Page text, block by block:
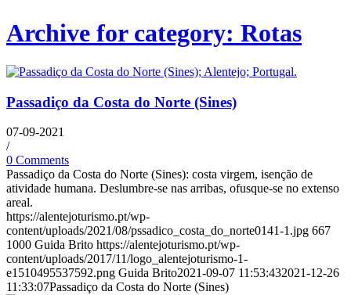
Archive for category: Rotas
Passadiço da Costa do Norte (Sines)
07-09-2021
/
0 Comments
Passadiço da Costa do Norte (Sines): costa virgem, isenção de
atividade humana. Deslumbre-se nas arribas, ofusque-se no extenso
areal.
https://alentejoturismo.pt/wp-
content/uploads/2021/08/pssadico_costa_do_norte0141-1.jpg 667
1000 Guida Brito https://alentejoturismo.pt/wp-
content/uploads/2017/11/logo_alentejoturismo-1-
e1510495537592.png Guida Brito2021-09-07 11:53:432021-12-26
11:33:07Passadiço da Costa do Norte (Sines)